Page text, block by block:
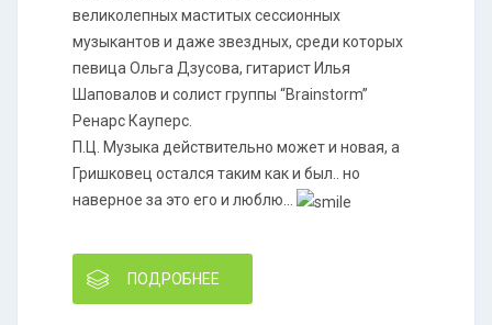
великолепных маститых сессионных
музыкантов и даже звездных, среди которых
певица Ольга Дзусова, гитарист Илья
Шаповалов и солист группы “Brainstorm”
Ренарс Кауперс.
П.Ц. Музыка действительно может и новая, а
Гришковец остался таким как и был.. но
наверное за это его и люблю...
ПОДРОБНЕЕ